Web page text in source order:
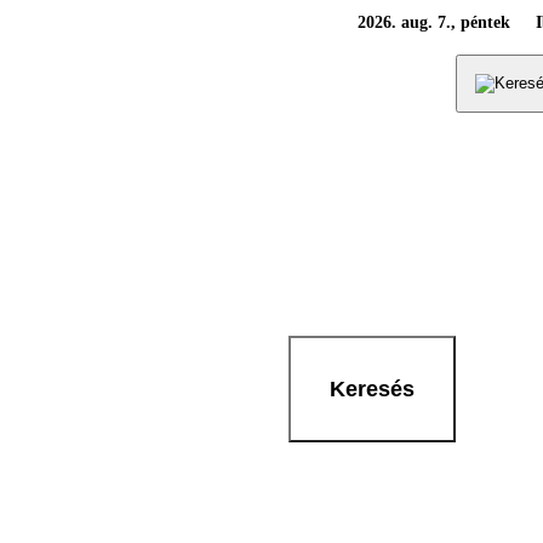
2026. aug. 7., péntek
Keresés